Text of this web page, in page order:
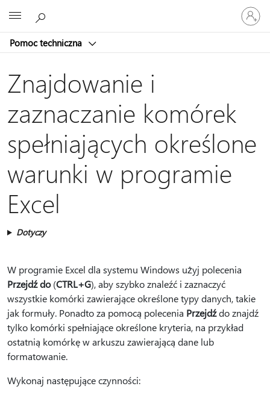
Pomoc techniczna
Zaloguj
się
do
konta
Znajdowanie i
zaznaczanie komórek
spełniających określone
warunki w programie
Excel
Dotyczy
W programie Excel dla systemu Windows użyj polecenia
Przejdź do(CTRL+G), aby szybko znaleźć i zaznaczyć
wszystkie komórki zawierające określone typy danych, takie
jak formuły. Ponadto za pomocą polecenia Przejdźdo znajdź
tylko komórki spełniające określone kryteria, na przykład
ostatnią komórkę w arkuszu zawierającą dane lub
formatowanie.
Wykonaj następujące czynności: